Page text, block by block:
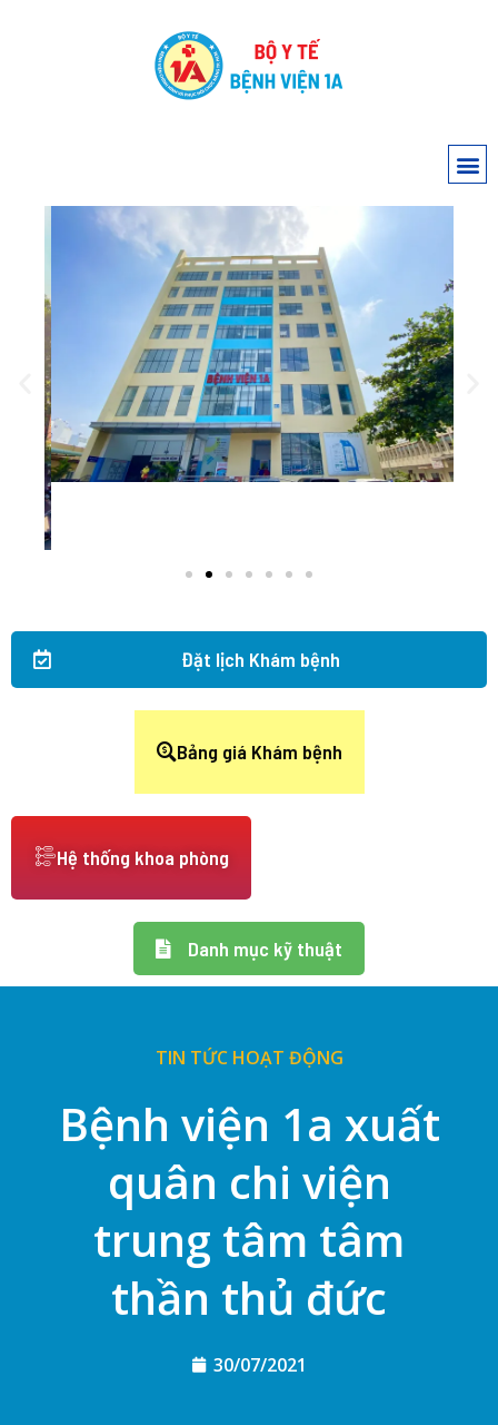
Đặt lịch Khám bệnh
Bảng giá Khám bệnh
Hệ thống khoa phòng
Danh mục kỹ thuật
TIN TỨC HOẠT ĐỘNG
Bệnh viện 1a xuất
quân chi viện
trung tâm tâm
thần thủ đức
30/07/2021